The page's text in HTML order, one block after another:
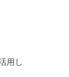
用し